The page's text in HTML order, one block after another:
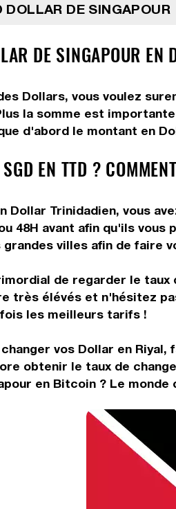
DOLLAR DE SINGAPOUR
DE SINGAPOUR EN
Dollars, vous voulez
la somme est
d'abord le montant en
EN TTD ?
Dollar Trinidadien, vous
48H avant afin qu'ils
villes afin de faire
de regarder le
très élévés et n'hésitez
les meilleurs tarifs !
vos Dollar en
obtenir le taux de
en Bitcoin ? Le